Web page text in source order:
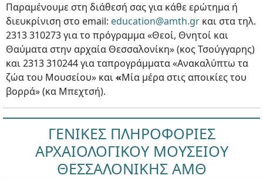
Παραμένουμε στη διάθεσή σας για κάθε ερώτημα ή
διευκρίνιση στο email: education@amth.gr και στα τηλ.
2313 310273 για το πρόγραμμα «Θεοί, Θνητοί και
Θαύματα στην αρχαία Θεσσαλονίκη» (κος Τσούγγαρης)
και 2313 310244 για ταπρογράμματα «Ανακαλύπτω τα
ζώα του Μουσείου» και«Μία μέρα στις αποικίες του
βορρά» (κα Μπεχτσή).
ΓΕΝΙΚΕΣ ΠΛΗΡΟΦΟΡΙΕΣ
ΑΡΧΑΙΟΛΟΓΙΚΟΥ ΜΟΥΣΕΙΟΥ
ΘΕΣΣΑΛΟΝΙΚΗΣ ΑΜΘ